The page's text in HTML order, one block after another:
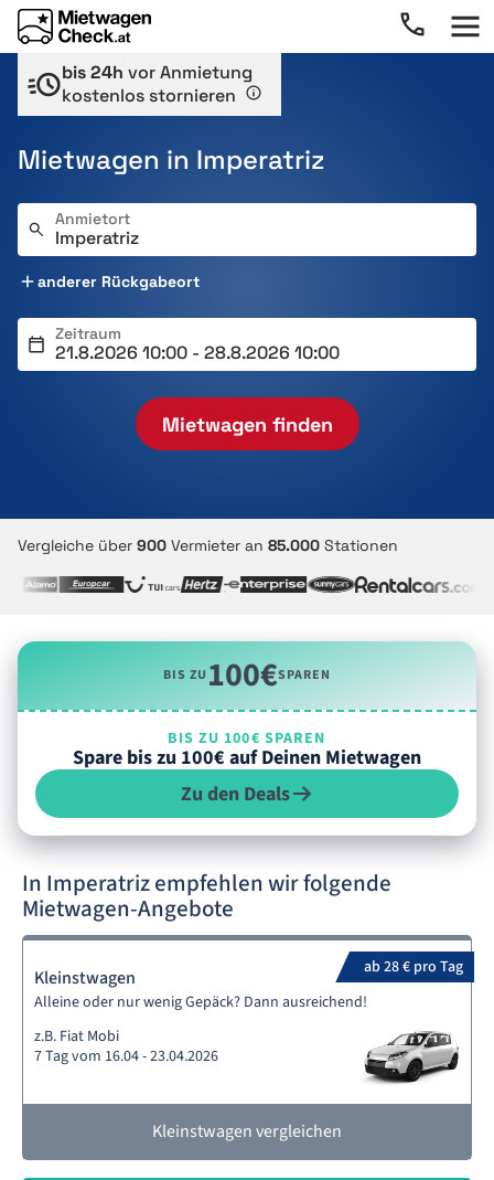
bis 24h vor Anmietung
kostenlos stornieren
Mietwagen in Imperatriz
Anmietort
anderer Rückgabeort
Zeitraum
Mietwagen finden
Vergleiche über 900 Vermieter an 85.000 Stationen
BIS ZU100€SPAREN
BIS ZU 100€ SPAREN
Spare bis zu 100€ auf Deinen Mietwagen
Zu den Deals
In Imperatriz empfehlen wir folgende
Mietwagen-Angebote
ab 28 € pro Tag
Kleinstwagen
Alleine oder nur wenig Gepäck? Dann ausreichend!
z.B. Fiat Mobi
7 Tag vom 16.04 - 23.04.2026
Kleinstwagen vergleichen